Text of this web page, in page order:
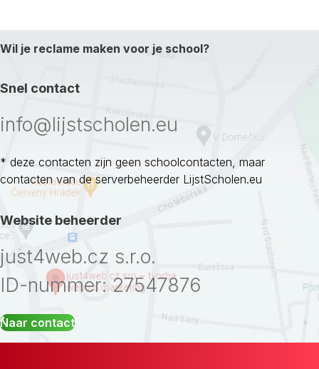
Wil je reclame maken voor je school?
Snel contact
info@lijstscholen.eu
* deze contacten zijn geen schoolcontacten, maar
contacten van de serverbeheerder LijstScholen.eu
Website beheerder
just4web.cz s.r.o.
ID-nummer: 27547876
Naar contact